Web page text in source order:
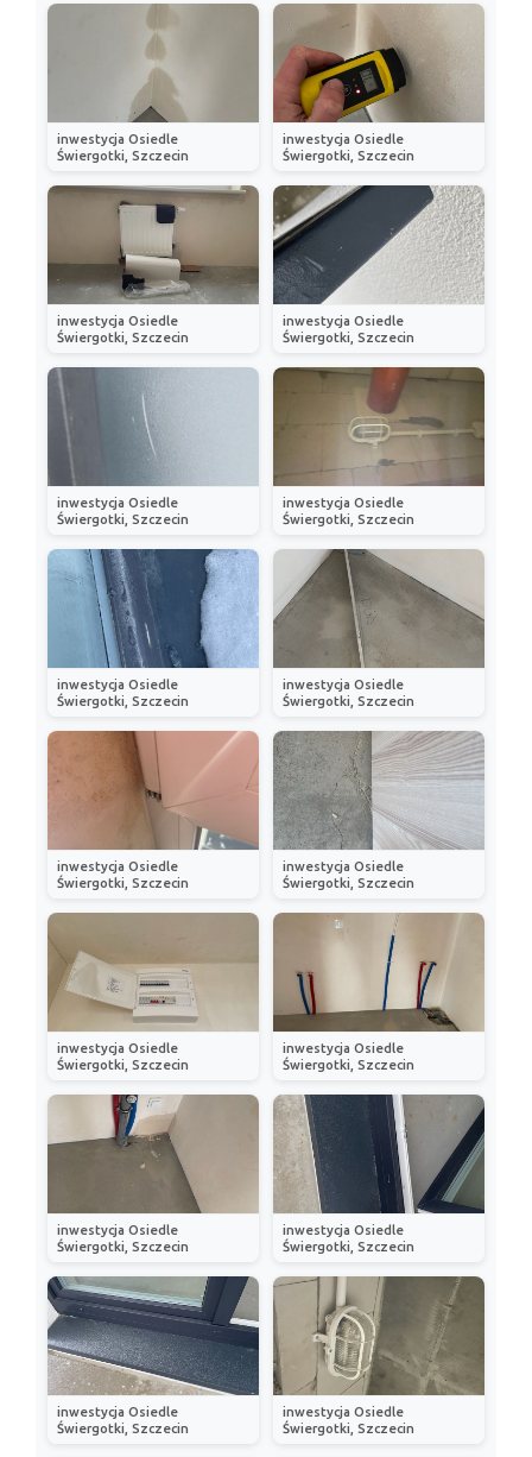
inwestycja Osiedle
Świergotki, Szczecin
inwestycja Osiedle
Świergotki, Szczecin
inwestycja Osiedle
Świergotki, Szczecin
inwestycja Osiedle
Świergotki, Szczecin
inwestycja Osiedle
Świergotki, Szczecin
inwestycja Osiedle
Świergotki, Szczecin
inwestycja Osiedle
Świergotki, Szczecin
inwestycja Osiedle
Świergotki, Szczecin
inwestycja Osiedle
Świergotki, Szczecin
inwestycja Osiedle
Świergotki, Szczecin
inwestycja Osiedle
Świergotki, Szczecin
inwestycja Osiedle
Świergotki, Szczecin
inwestycja Osiedle
Świergotki, Szczecin
inwestycja Osiedle
Świergotki, Szczecin
inwestycja Osiedle
Świergotki, Szczecin
inwestycja Osiedle
Świergotki, Szczecin